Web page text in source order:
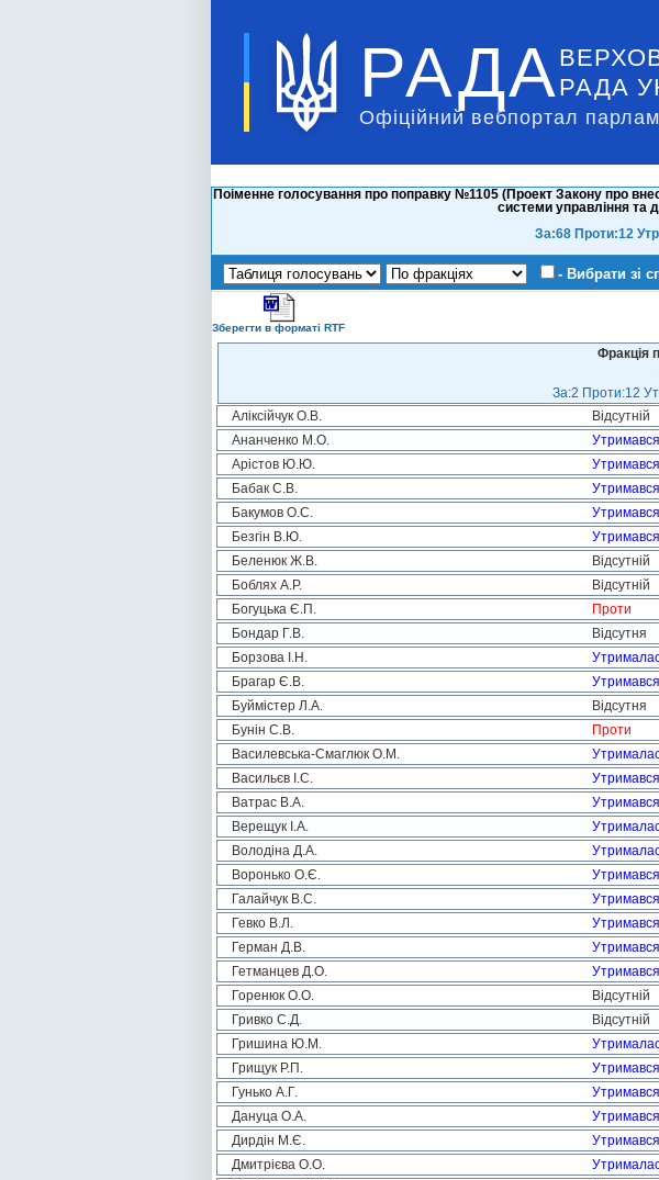
РАДА РАДА
Офіційний вебпортал
Поіменне голосування про поправку №1105 (Проект Закону про
системи управління та
За:68 Проти:12
- Вибрати зі
Зберегти в форматі RTF
Фракція
За:2 Проти:12
Аліксійчук О.В.
Відсутній
Ананченко М.О.
Утримався
Арістов Ю.Ю.
Утримався
Бабак С.В.
Утримався
Бакумов О.С.
Утримався
Безгін В.Ю.
Утримався
Беленюк Ж.В.
Відсутній
Боблях А.Р.
Відсутній
Богуцька Є.П.
Проти
Бондар Г.В.
Відсутня
Борзова І.Н.
Брагар Є.В.
Утримався
Буймістер Л.А.
Відсутня
Бунін С.В.
Проти
Василевська-Смаглюк О.М.
Васильєв І.С.
Утримався
Ватрас В.А.
Утримався
Верещук І.А.
Володіна Д.А.
Воронько О.Є.
Утримався
Галайчук В.С.
Утримався
Гевко В.Л.
Утримався
Герман Д.В.
Утримався
Гетманцев Д.О.
Утримався
Горенюк О.О.
Відсутній
Гривко С.Д.
Відсутній
Гришина Ю.М.
Грищук Р.П.
Утримався
Гунько А.Г.
Утримався
Дануца О.А.
Утримався
Дирдін М.Є.
Утримався
Дмитрієва О.О.